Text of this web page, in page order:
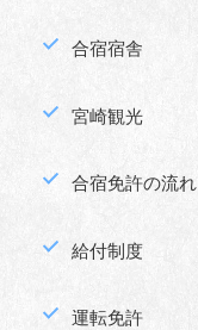
合宿宿舎
宮崎観光
合宿免許の流れ
給付制度
運転免許